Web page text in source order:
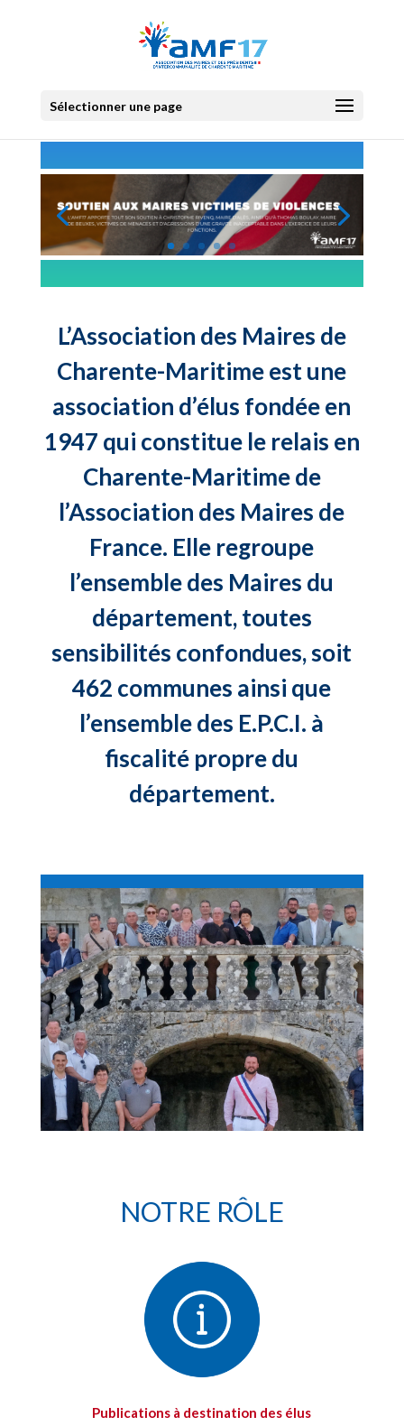
Sélectionner une page
L’Association des Maires de
Charente-Maritime est une
association d’élus fondée en
1947 qui constitue le relais en
Charente-Maritime de
l’Association des Maires de
France. Elle regroupe
l’ensemble des Maires du
département, toutes
sensibilités confondues, soit
462 communes ainsi que
l’ensemble des E.P.C.I. à
fiscalité propre du
département.
NOTRE RÔLE
Publications à destination des élus